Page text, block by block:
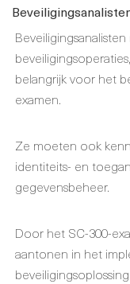
belangrijk voor het
examen.
Ze moeten ook
identiteits- en
gegevensbeheer.
Door het SC-300-
aantonen in het